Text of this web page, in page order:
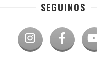
SEGUINOS